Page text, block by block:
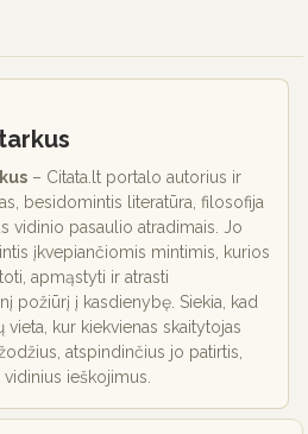
– Citata.lt portalo autorius ir
besidomintis literatūra, filosofija
vidinio pasaulio atradimais. Jo
įkvepiančiomis mintimis, kurios
apmąstyti ir atrasti
požiūrį į kasdienybę. Siekia, kad
vieta, kur kiekvienas skaitytojas
atspindinčius jo patirtis,
vidinius ieškojimus.